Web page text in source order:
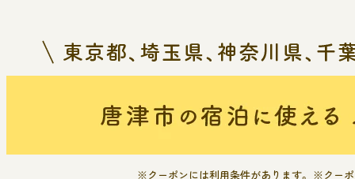
※クーポンには利用条件があります。 ※クー